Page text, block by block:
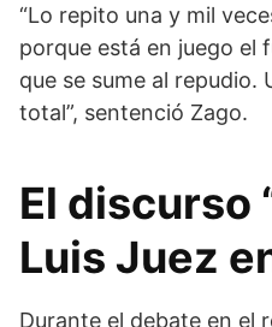
“Lo repito una y mil
porque está en juego el
que se sume al repudio.
total”, sentenció Zago.
El discurso
Luis Juez
Durante el debate en el